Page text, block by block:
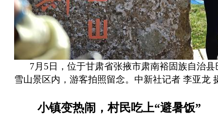
7月5日，位于甘肃省张掖市肃南裕固族自治县
雪山景区内，游客拍照留念。中新社记者 李亚龙
小镇变热闹，村民吃上“避暑饭”